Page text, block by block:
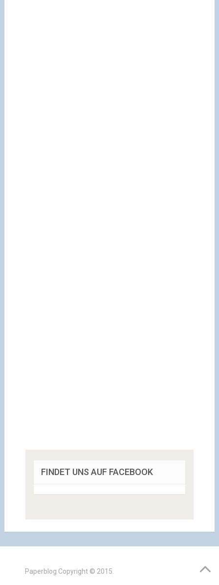
FINDET UNS AUF FACEBOOK
Paperblog Copyright © 2015.